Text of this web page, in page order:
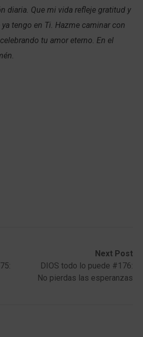
diaria. Que mi vida refleje gratitud y
tengo en Ti. Hazme caminar con
tu amor eterno. En el
Next Post
DIOS todo lo puede #176:
No pierdas las esperanzas